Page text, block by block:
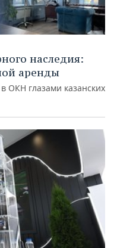
наследия:
аренды
ОКН глазами казанских